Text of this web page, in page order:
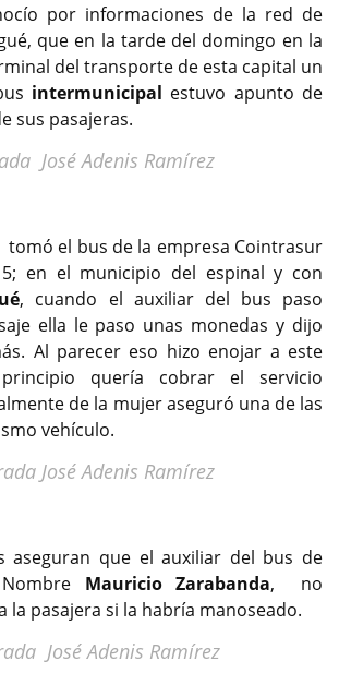
por informaciones de la red de
que en la tarde del domingo en la
del transporte de esta capital un
intermunicipal estuvo apunto de
sus pasajeras.
José Adenis Ramírez
tomó el bus de la empresa Cointrasur
en el municipio del espinal y con
, cuando el auxiliar del bus paso
ella le paso unas monedas y dijo
Al parecer eso hizo enojar a este
quería cobrar el servicio
de la mujer aseguró una de las
vehículo.
José Adenis Ramírez
aseguran que el auxiliar del bus de
Mauricio Zarabanda, no
la pasajera si la habría manoseado.
José Adenis Ramírez